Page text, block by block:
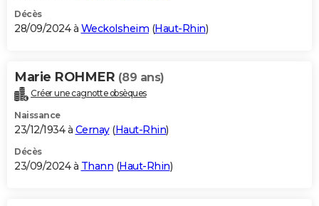
Décès
28/09/2024 à Weckolsheim (Haut-Rhin)
Marie ROHMER (89 ans)
Créer une cagnotte obsèques
Naissance
23/12/1934 à Cernay(Haut-Rhin)
Décès
23/09/2024 à Thann (Haut-Rhin)